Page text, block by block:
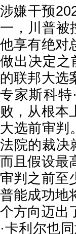
涉嫌干预
一，川普被
他享有绝对
做出决定之
的联邦大选
专家斯科特
败，从根本
大选前审判
法院的裁决
而且假设最
审判之前至
普能成功地
个方向迈出
·卡利尔也